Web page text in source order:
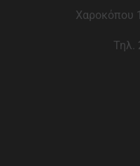
Χαροκόπου
Τηλ.